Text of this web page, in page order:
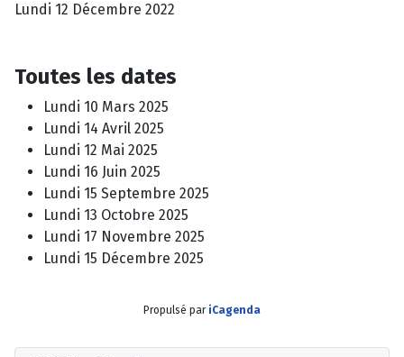
Lundi 12 Décembre 2022
Toutes les dates
Lundi 10 Mars 2025
Lundi 14 Avril 2025
Lundi 12 Mai 2025
Lundi 16 Juin 2025
Lundi 15 Septembre 2025
Lundi 13 Octobre 2025
Lundi 17 Novembre 2025
Lundi 15 Décembre 2025
Propulsé par iCagenda